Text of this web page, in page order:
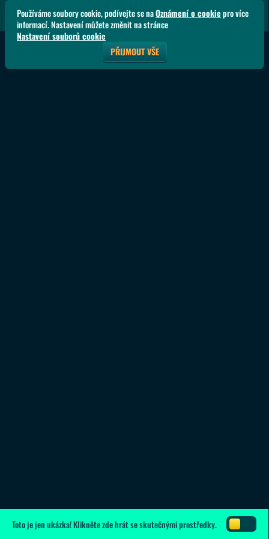
Toto je jen ukázka!Klikněte zdehrát se skutečnými prostředky.
Používáme soubory cookie, podívejte se naOznámení o cookiepro více
informací. Nastavení můžete změnit na stránce
Nastavení souborů cookie
PŘIJMOUT VŠE